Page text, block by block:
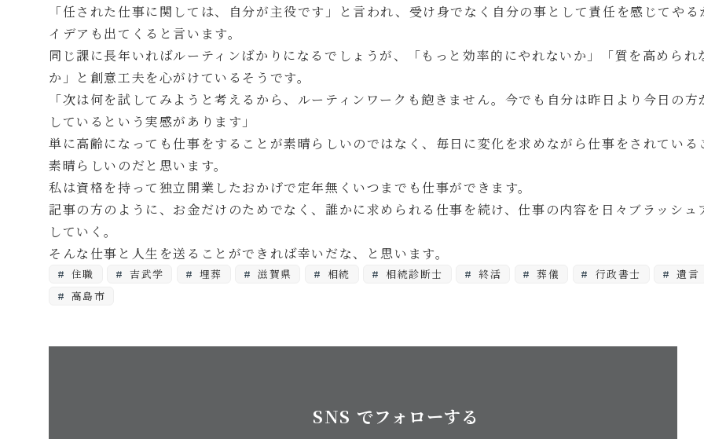
「任された仕事に関しては、自分が主役です」と言われ、受け身でなく自分の事として責任を感じてやる
イデアも出てくると言います。
同じ課に長年いればルーティンばかりになるでしょうが、「もっと効率的にやれないか」「質を高められ
か」と創意工夫を心がけているそうです。
「次は何を試してみようと考えるから、ルーティンワークも飽きません。今でも自分は昨日より今日の方
しているという実感があります」
単に高齢になっても仕事をすることが素晴らしいのではなく、毎日に変化を求めながら仕事をされている
素晴らしいのだと思います。
私は資格を持って独立開業したおかげで定年無くいつまでも仕事ができます。
記事の方のように、お金だけのためでなく、誰かに求められる仕事を続け、仕事の内容を日々ブラッシュ
していく。
そんな仕事と人生を送ることができれば幸いだな、と思います。
住職 吉武学 埋葬 滋賀県 相続 相続診断士 終活 葬儀 行政書士
遺言
高島市
SNS でフォローする